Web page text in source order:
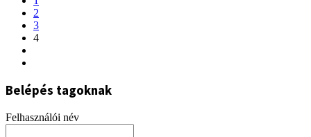
2
3
4
Belépés tagoknak
Felhasználói név